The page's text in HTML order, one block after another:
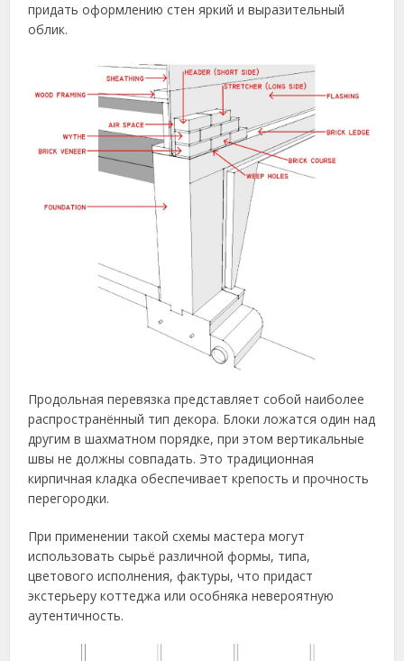
придать оформлению стен яркий и выразительный
облик.
Продольная перевязка представляет собой наиболее
распространённый тип декора. Блоки ложатся один над
другим в шахматном порядке, при этом вертикальные
швы не должны совпадать. Это традиционная
кирпичная кладка обеспечивает крепость и прочность
перегородки.
При применении такой схемы мастера могут
использовать сырьё различной формы, типа,
цветового исполнения, фактуры, что придаст
экстерьеру коттеджа или особняка невероятную
аутентичность.